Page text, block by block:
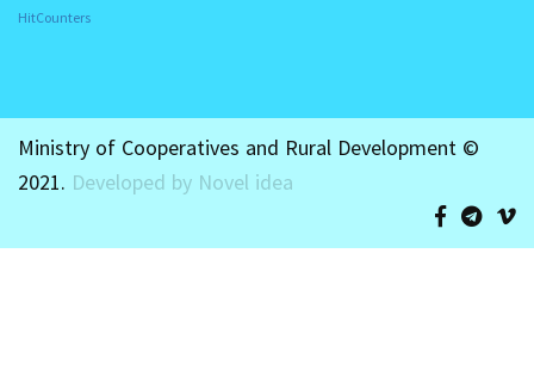
HitCounters
Ministry of Cooperatives and Rural Development ©
2021. Developed by Novel idea